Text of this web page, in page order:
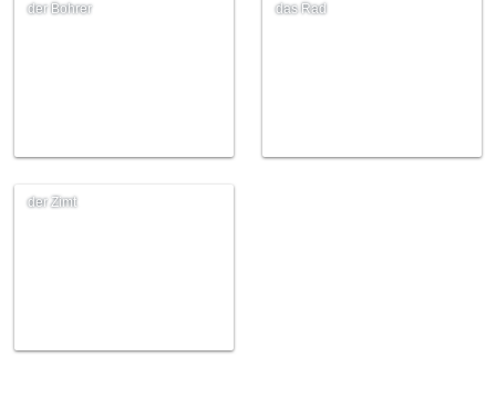
der Bohrer das Rad
der Zimt